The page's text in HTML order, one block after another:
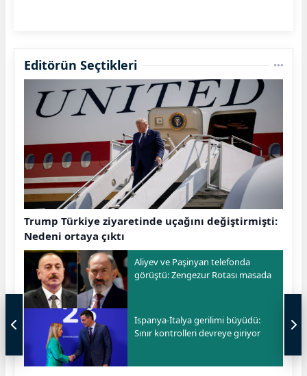
Editörün Seçtikleri
Trump Türkiye ziyaretinde uçağını değiştirmişti:
Nedeni ortaya çıktı
Aliyev ve Paşinyan telefonda
görüştü: Zengezur Rotası masada
İspanya-İtalya gerilimi büyüdü:
Sınır kontrolleri devreye giriyor